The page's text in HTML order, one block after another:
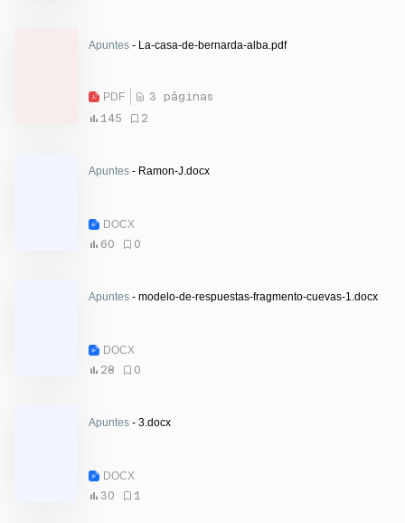
Apuntes - La-casa-de-bernarda-alba.pdf
PDF
3 páginas
145
2
Apuntes - Ramon-J.docx
DOCX
60
0
Apuntes - modelo-de-respuestas-fragmento-cuevas-1.docx
DOCX
28
0
Apuntes - 3.docx
DOCX
30
1